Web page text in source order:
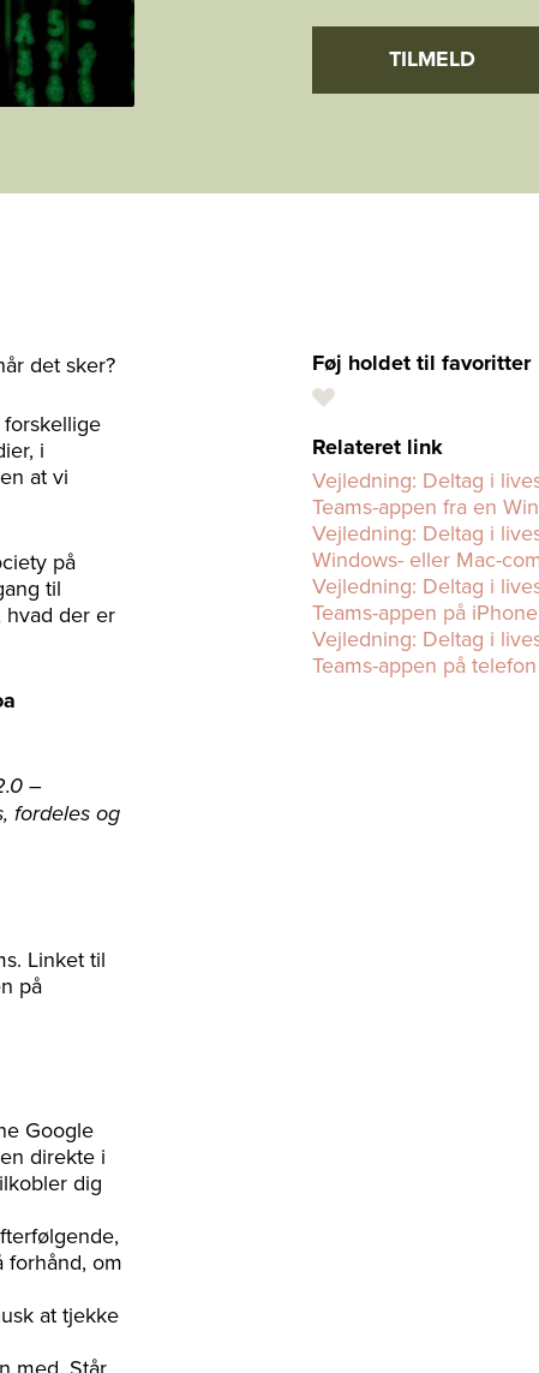
TILMELD
det sker?
i
at vi
på
til
hvad der er
–
fordeles og
Linket til
på
Google
direkte i
dig
om
at tjekke
Føj holdet til favoritter
Relateret link
Vejledning: Deltag i
Teams-appen fra en
Vejledning: Deltag i
Windows- eller Mac-
Vejledning: Deltag i
Teams-appen på
Vejledning: Deltag i
Teams-appen på